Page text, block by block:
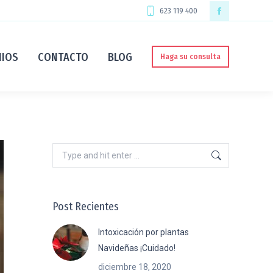
623 119 400
Facebook
opens
CONTACTO BLOG Haga su consulta
Search:
Post Recientes
Intoxicación por plantas
Navideñas ¡Cuidado!
diciembre 18, 2020